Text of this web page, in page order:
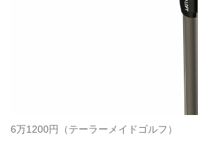
6万1200円（テーラーメイドゴルフ）